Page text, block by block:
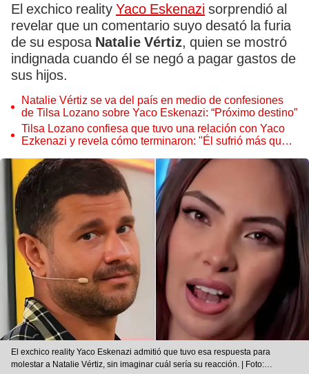
El exchico reality Yaco Eskenazi sorprendió al
revelar que un comentario suyo desató la furia
de su esposa Natalie Vértiz, quien se mostró
indignada cuando él se negó a pagar gastos de
sus hijos.
Natalie Vértiz se va del país en medio de confesiones
de Tilsa Lozano sobre Yaco Eskenazi: “Próximo destino”
Tilsa Lozano confiesa que tuvo una relación con Yaco
Ezkenazi y revela cómo terminaron: "Él sufrió más que
El exchico reality Yaco Eskenazi admitió que tuvo esa respuesta para
molestar a Natalie Vértiz, sin imaginar cuál sería su reacción. | Foto: